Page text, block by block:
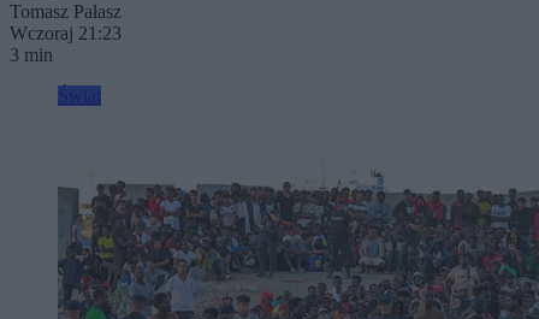
Tomasz Pałasz
Wczoraj 21:23
3 min